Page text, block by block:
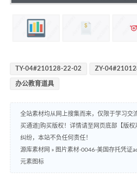
TY-04#210128-22-02 ZY-
办公教育道具
全站素材均从网上搜集而来，仅限于学习交
买通道]购买版权！详情请至网页底部【版权
纠纷，本站不负任何责任！
源库素材网 » 图片素材-0046-美国存托凭证
元素图标